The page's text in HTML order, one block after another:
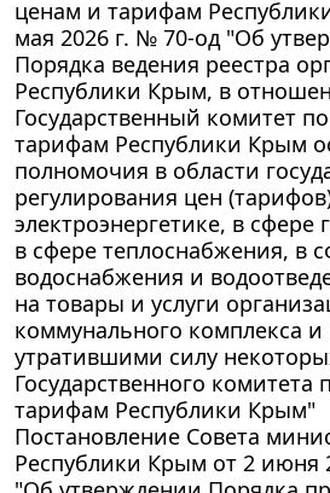
ценам и тарифам
мая 2026 г. № 70-од "Об
Порядка ведения реестра
Республики Крым, в
Государственный комитет
тарифам Республики Крым
полномочия в области
регулирования цен
электроэнергетике, в сфере
в сфере теплоснабжения, в
водоснабжения и
на товары и услуги
коммунального комплекса
утратившими силу
Государственного комитета
тарифам Республики Крым"
Постановление Совета
Республики Крым от 2 июня